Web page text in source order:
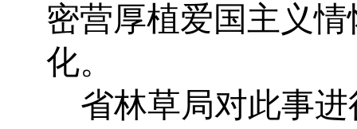
密营厚植爱国主义
化。
省林草局对此事